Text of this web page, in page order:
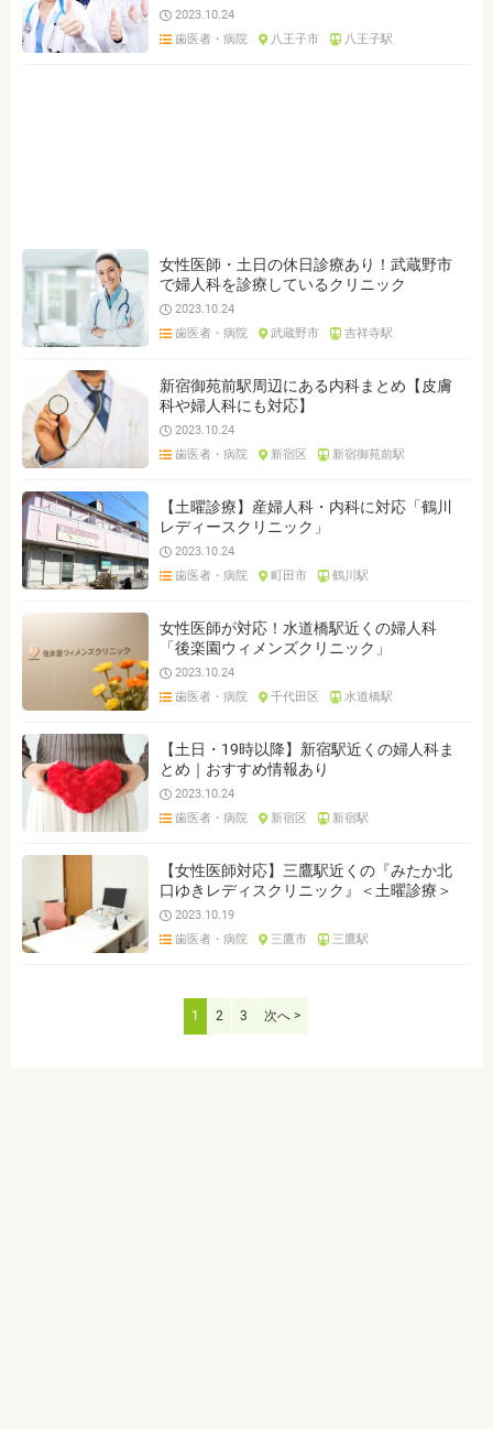
2023.10.24
歯医者・病院
八王子市 八王子駅
女性医師・土日の休日診療あり！武蔵野市
で婦人科を診療しているクリニック
2023.10.24
歯医者・病院
武蔵野市 吉祥寺駅
新宿御苑前駅周辺にある内科まとめ【皮膚
科や婦人科にも対応】
2023.10.24
歯医者・病院
新宿区 新宿御苑前駅
【土曜診療】産婦人科・内科に対応「鶴川
レディースクリニック」
2023.10.24
歯医者・病院
町田市 鶴川駅
女性医師が対応！水道橋駅近くの婦人科
「後楽園ウィメンズクリニック」
2023.10.24
歯医者・病院
千代田区 水道橋駅
【土日・19時以降】新宿駅近くの婦人科ま
とめ｜おすすめ情報あり
2023.10.24
歯医者・病院
新宿区 新宿駅
【女性医師対応】三鷹駅近くの『みたか北
口ゆきレディスクリニック』＜土曜診療＞
2023.10.19
歯医者・病院
三鷹市 三鷹駅
1 2 3 次へ >